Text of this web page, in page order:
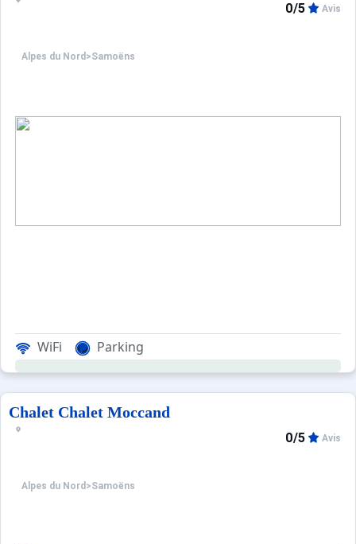
Alpes du Nord >Samoëns
0/5 Avis
WiFi Parking
Chalet Chalet Moccand
Alpes du Nord >Samoëns
0/5 Avis